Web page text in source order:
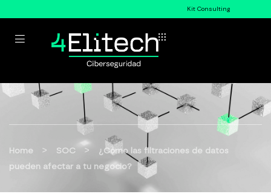
Kit Consulting
Home > SOC >
¿Cómo las filtraciones de datos
pueden afectar a tu negocio?